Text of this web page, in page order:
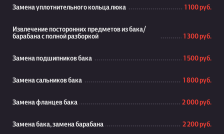
Замена уплотнительного кольца люка 1 100 руб.
Извлечение посторонних предметов из бака/
барабана с полной разборкой
1 300 руб.
Замена подшипников бака 1 500 руб.
Замена сальников бака 1 800 руб.
Замена фланцев бака 2 000 руб.
Замена бака, замена барабана 2 200 руб.